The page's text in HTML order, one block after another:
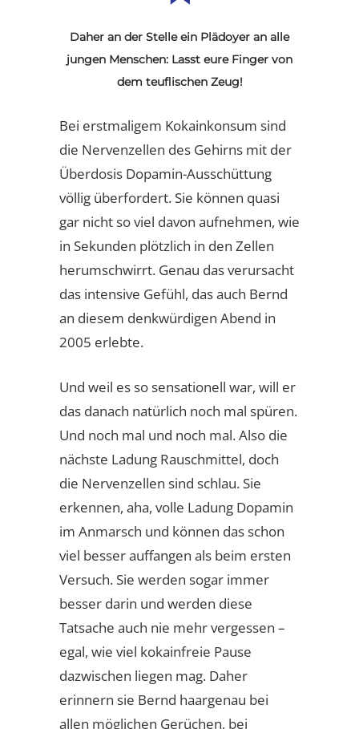
Daher an der Stelle ein Plädoyer an alle
jungen Menschen: Lasst eure Finger von
dem teuflischen Zeug!
Bei erstmaligem Kokainkonsum sind
die Nervenzellen des Gehirns mit der
Überdosis Dopamin-Ausschüttung
völlig überfordert. Sie können quasi
gar nicht so viel davon aufnehmen, wie
in Sekunden plötzlich in den Zellen
herumschwirrt. Genau das verursacht
das intensive Gefühl, das auch Bernd
an diesem denkwürdigen Abend in
2005 erlebte.
Und weil es so sensationell war, will er
das danach natürlich noch mal spüren.
Und noch mal und noch mal. Also die
nächste Ladung Rauschmittel, doch
die Nervenzellen sind schlau. Sie
erkennen, aha, volle Ladung Dopamin
im Anmarsch und können das schon
viel besser auffangen als beim ersten
Versuch. Sie werden sogar immer
besser darin und werden diese
Tatsache auch nie mehr vergessen –
egal, wie viel kokainfreie Pause
dazwischen liegen mag. Daher
erinnern sie Bernd haargenau bei
allen möglichen Gerüchen, bei